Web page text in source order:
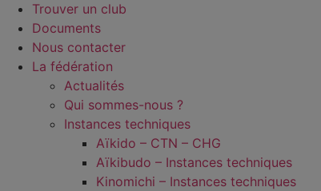
Trouver un club
Documents
Nous contacter
La fédération
Actualités
Qui sommes-nous ?
Instances techniques
Aïkido – CTN – CHG
Aïkibudo – Instances techniques
Kinomichi – Instances techniques